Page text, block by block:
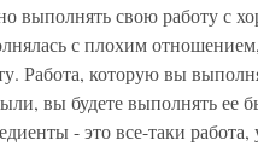
выполнять свою работу с
с плохим
Работа, которую вы
вы будете выполнять ее
- это все-таки